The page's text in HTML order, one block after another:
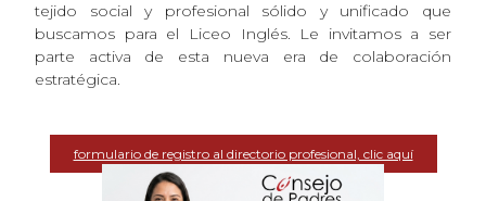
tejido social y profesional sólido y unificado que
buscamos para el Liceo Inglés. Le invitamos a ser
parte activa de esta nueva era de colaboración
estratégica.
formulario de registro al directorio profesional, clic aquí